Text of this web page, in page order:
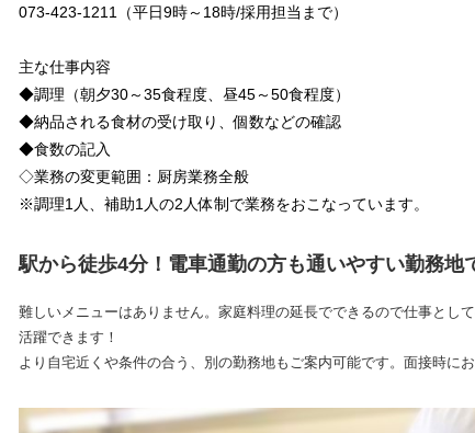
073-423-1211（平日9時～18時/採用担当まで）
主な仕事内容
◆調理（朝夕30～35食程度、昼45～50食程度）
◆納品される食材の受け取り、個数などの確認
◆食数の記入
◇業務の変更範囲：厨房業務全般
※調理1人、補助1人の2人体制で業務をおこなっています。
駅から徒歩4分！電車通勤の方も通いやすい勤務地
難しいメニューはありません。家庭料理の延長でできるので仕事とし
活躍できます！
より自宅近くや条件の合う、別の勤務地もご案内可能です。面接時に